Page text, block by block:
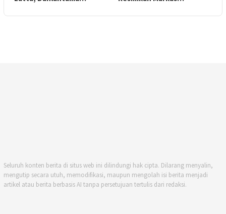
Seluruh konten berita di situs web ini dilindungi hak cipta. Dilarang menyalin,
mengutip secara utuh, memodifikasi, maupun mengolah isi berita menjadi
artikel atau berita berbasis AI tanpa persetujuan tertulis dari redaksi.